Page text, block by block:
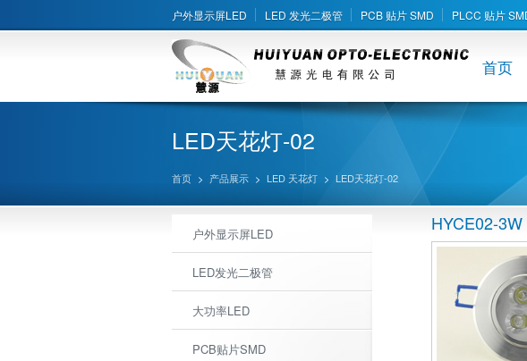
户外显示屏LED LED 发光二极管 PCB 贴片 SMD PLCC 贴片
首页
LED天花灯-02
首页 > 产品展示 > LED 天花灯 > LED天花灯-02
户外显示屏LED
LED发光二极管
大功率LED
PCB贴片SMD
HYCE02-3W